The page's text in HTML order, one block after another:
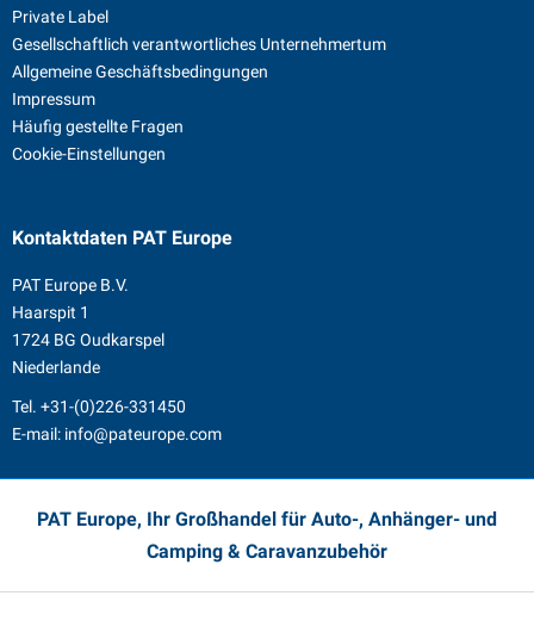
Private Label
Gesellschaftlich verantwortliches Unternehmertum
Allgemeine Geschäftsbedingungen
Impressum
Häufig gestellte Fragen
Cookie-Einstellungen
Kontaktdaten PAT Europe
PAT Europe B.V.
Haarspit 1
1724 BG Oudkarspel
Niederlande
Tel. +31-(0)226-331450
E-mail: info@pateurope.com
PAT Europe, Ihr Großhandel für Auto-, Anhänger- und
Camping & Caravanzubehör